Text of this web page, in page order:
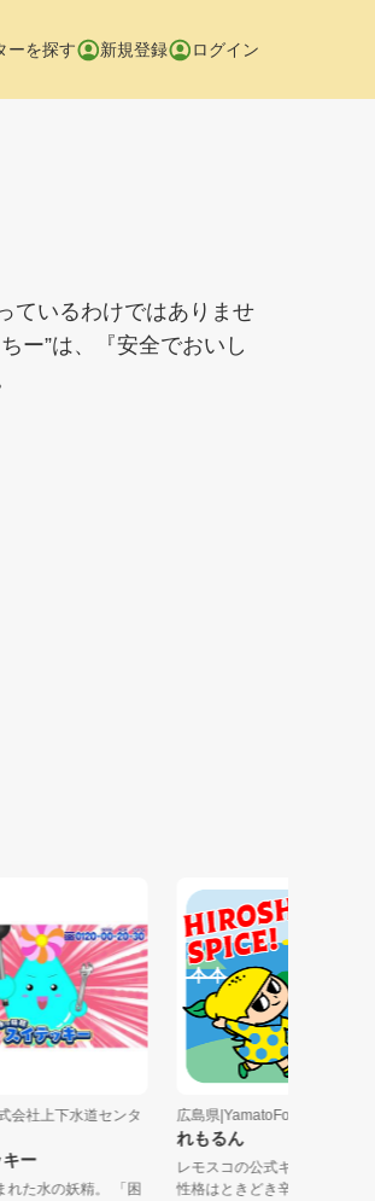
ーを探す 新規登録 ログイン
ているわけではありませ
ー”は、『安全でおいし
|株式会社上下水道センタ
ッキー
生まれた水の妖精。 「困
広島県|YamatoFoods
れもるん
レモスコの公式キャラク
性格はときどき辛口発言